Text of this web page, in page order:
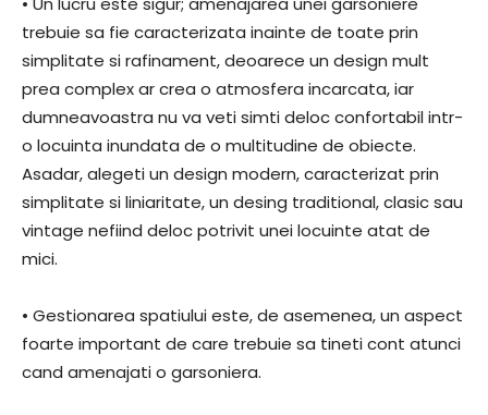
trebuie sa fie caracterizata inainte de toate prin
simplitate si rafinament, deoarece un design mult
prea complex ar crea o atmosfera incarcata, iar
dumneavoastra nu va veti simti deloc confortabil intr-
o locuinta inundata de o multitudine de obiecte.
Asadar, alegeti un design modern, caracterizat prin
simplitate si liniaritate, un desing traditional, clasic sau
vintage nefiind deloc potrivit unei locuinte atat de
mici.
• Gestionarea spatiului este, de asemenea, un aspect
foarte important de care trebuie sa tineti cont atunci
cand amenajati o garsoniera.